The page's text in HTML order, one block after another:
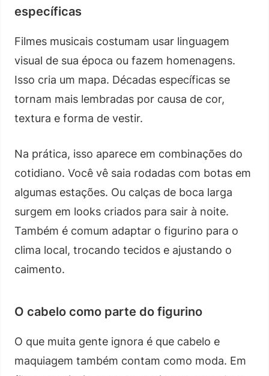
específicas
Filmes musicais costumam usar linguagem
visual de sua época ou fazem homenagens.
Isso cria um mapa. Décadas específicas se
tornam mais lembradas por causa de cor,
textura e forma de vestir.
Na prática, isso aparece em combinações do
cotidiano. Você vê saia rodadas com botas em
algumas estações. Ou calças de boca larga
surgem em looks criados para sair à noite.
Também é comum adaptar o figurino para o
clima local, trocando tecidos e ajustando o
caimento.
O cabelo como parte do figurino
O que muita gente ignora é que cabelo e
maquiagem também contam como moda. Em